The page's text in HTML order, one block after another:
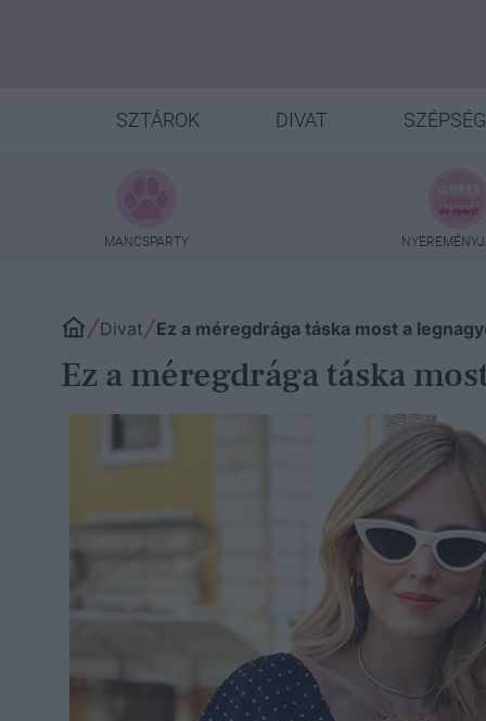
SZTÁROK DIVAT SZÉPSÉG
MANCSPARTY
Divat Ez a méregdrága táska most a
Ez a méregdrága táska